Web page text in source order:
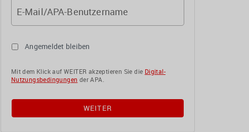
E-Mail/APA-Benutzername
Angemeldet bleiben
Mit dem Klick auf WEITER akzeptieren Sie die Digital-
Nutzungsbedingungen der APA.